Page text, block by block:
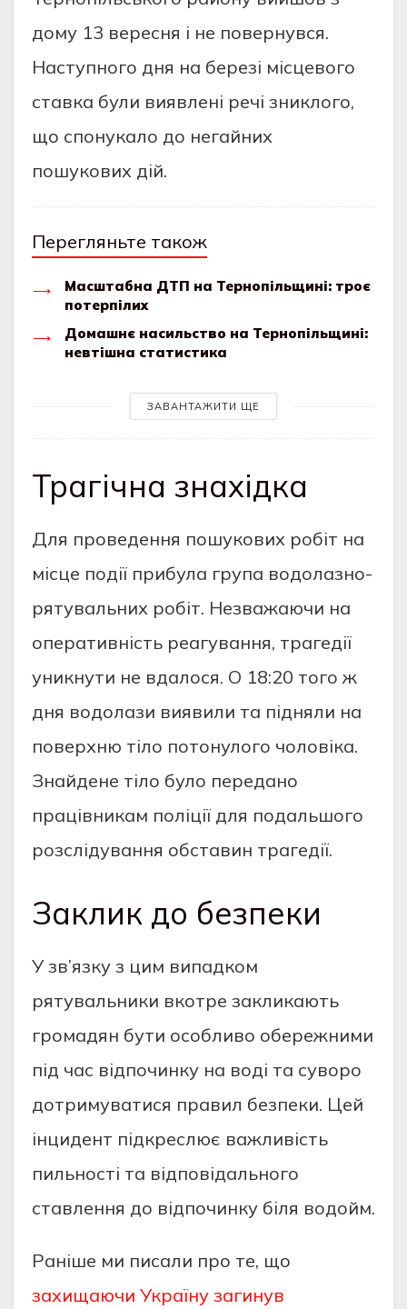
дому 13 вересня і не повернувся.
Наступного дня на березі місцевого
ставка були виявлені речі зниклого,
що спонукало до негайних
пошукових дій.
Перегляньте також
Масштабна ДТП на Тернопільщині: троє
потерпілих
Домашнє насильство на Тернопільщині:
невтішна статистика
ЗАВАНТАЖИТИ ЩЕ
Трагічна знахідка
Для проведення пошукових робіт на
місце події прибула група водолазно-
рятувальних робіт. Незважаючи на
оперативність реагування, трагедії
уникнути не вдалося. О 18:20 того ж
дня водолази виявили та підняли на
поверхню тіло потонулого чоловіка.
Знайдене тіло було передано
працівникам поліції для подальшого
розслідування обставин трагедії.
Заклик до безпеки
У зв’язку з цим випадком
рятувальники вкотре закликають
громадян бути особливо обережними
під час відпочинку на воді та суворо
дотримуватися правил безпеки. Цей
інцидент підкреслює важливість
пильності та відповідального
ставлення до відпочинку біля водойм.
Раніше ми писали про те, що
захищаючи Україну загинув